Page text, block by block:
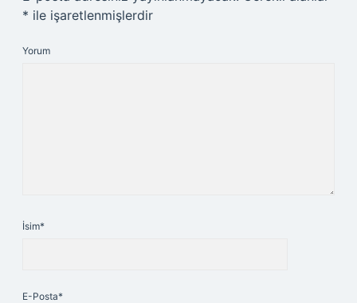
* ile işaretlenmişlerdir
Yorum
İsim*
E-Posta*